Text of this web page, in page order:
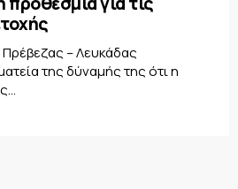
– Λευκάδας
της δύναμής της ότι η